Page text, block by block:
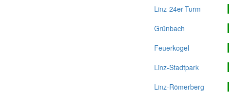
Linz-24er-Turm
Grünbach
Feuerkogel
Linz-Stadtpark
Linz-Römerberg